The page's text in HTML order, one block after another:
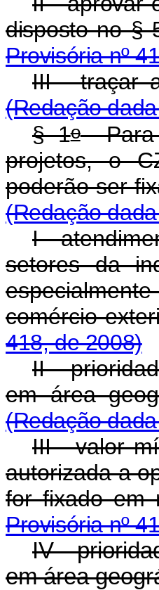
disposto no §
Provisória nº
III -
(Redação
§ 1oPara
projetos, o
poderão ser
(Redação
I -
setores da
comércio
418, de 2008)
II -
em área
(Redação
III - valor
autorizada a
for fixado
Provisória nº
IV -
em área